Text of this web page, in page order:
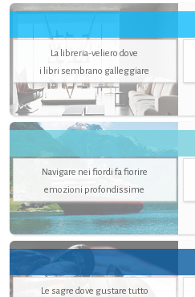
La libreria-veliero dove
i libri sembrano galleggiare
Navigare nei fiordi fa fiorire
emozioni profondissime
Le sagre dove gustare tutto